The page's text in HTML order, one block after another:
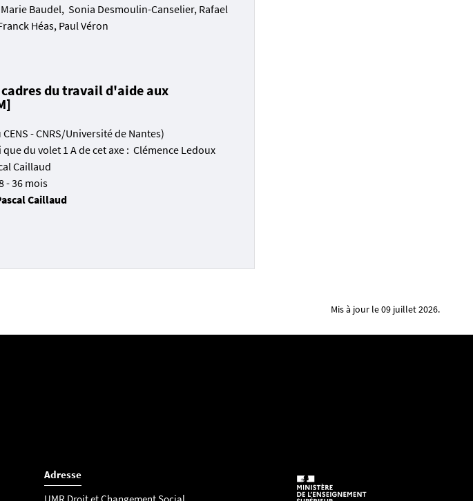
Baudel, Sonia Desmoulin-Canselier, Rafael
Héas, Paul Véron
du travail d'aide aux
- CNRS/Université de Nantes)
du volet 1 A de cet axe : Clémence Ledoux
Caillaud
- 36 mois
Caillaud
Mis à jour le 09 juillet 2026.
Adresse